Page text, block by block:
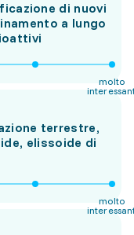
di nuovi
a lungo
molto
terrestre,
elissoide di
molto